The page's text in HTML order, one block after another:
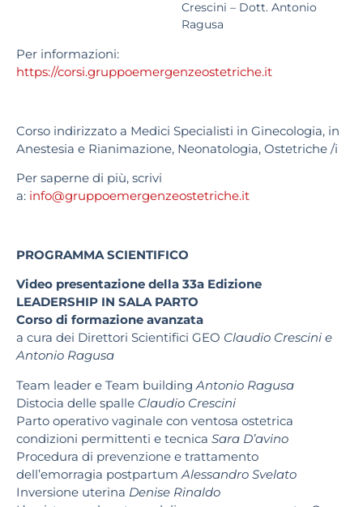
Crescini – Dott. Antonio
Ragusa
Per informazioni:
https://corsi.gruppoemergenzeostetriche.it
Corso indirizzato a Medici Specialisti in Ginecologia, in
Anestesia e Rianimazione, Neonatologia, Ostetriche /i
Per saperne di più, scrivi
a: info@gruppoemergenzeostetriche.it
PROGRAMMA SCIENTIFICO
Video presentazione della 33a Edizione
LEADERSHIP IN SALA PARTO
Corso di formazione avanzata
a cura dei Direttori Scientifici GEO Claudio Crescini e
Antonio Ragusa
Team leader e Team building Antonio Ragusa
Distocia delle spalle Claudio Crescini
Parto operativo vaginale con ventosa ostetrica
condizioni permittenti e tecnica Sara D’avino
Procedura di prevenzione e trattamento
dell’emorragia postpartum Alessandro Svelato
Inversione uterina Denise Rinaldo